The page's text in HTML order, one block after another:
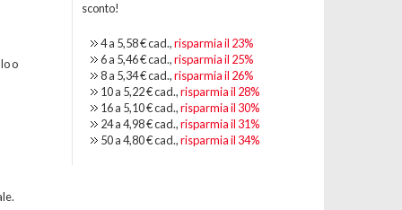
sconto!
4 a 5,58 €cad.,risparmia il 23%
6 a 5,46 €cad.,risparmia il 25%
8 a 5,34 €cad.,risparmia il 26%
10 a 5,22 €cad.,risparmia il 28%
16 a 5,10 €cad.,risparmia il 30%
24 a4,98 €cad.,risparmia il 31%
50 a4,80 €cad.,risparmia il 34%
o